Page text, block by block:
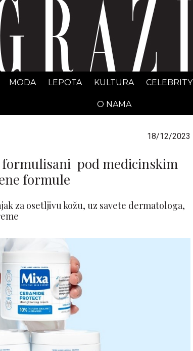
GRAZIA Srbija
MODA LEPOTA KULTURA CELEBRITY
O NAMA
18/12/2023
formulisani pod medicinskim
formule
za osetljivu kožu, uz savete dermatologa,